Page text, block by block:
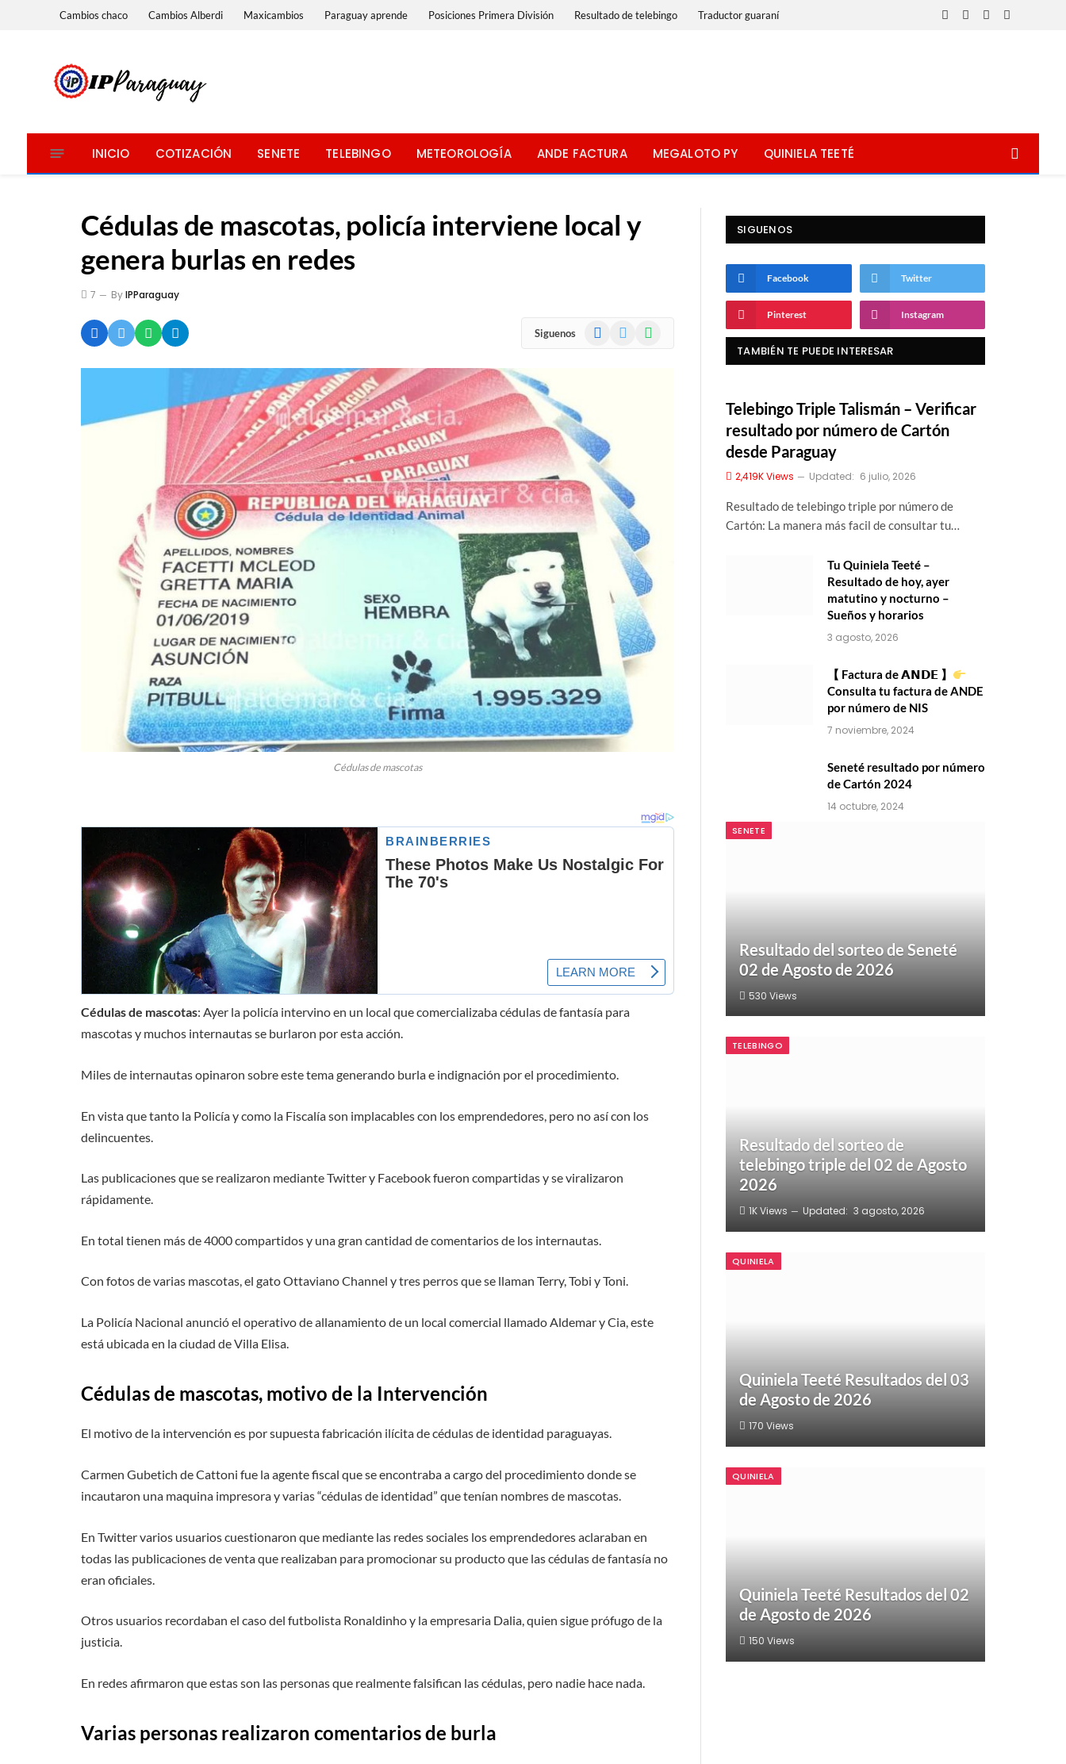
Cambios chaco Cambios Alberdi Maxicambios Paraguay aprende Posiciones Primera División Resultado de telebingo Traductor guaraní
Facebook
X
InstagramWhatsApp
INICIO COTIZACIÓN SENETE TELEBINGO METEOROLOGÍA ANDE FACTURA MEGALOTO PY QUINIELA TEETÉ
Cédulas de mascotas, policía interviene local y
genera burlas en redes
7 ByIPParaguay
Siguenos Facebook WhatsApp
Cédulas de mascotas
Cédulas de mascotas: Ayer la policía intervino en un local que comercializaba cédulas de fantasía para
mascotas y muchos internautas se burlaron por esta acción.
Miles de internautas opinaron sobre este tema generando burla e indignación por el procedimiento.
En vista que tanto la Policía y como la Fiscalía son implacables con los emprendedores, pero no así con los
delincuentes.
Las publicaciones que se realizaron mediante Twitter y Facebook fueron compartidas y se viralizaron
rápidamente.
En total tienen más de 4000 compartidos y una gran cantidad de comentarios de los internautas.
Con fotos de varias mascotas, el gato Ottaviano Channel y tres perros que se llaman Terry, Tobi y Toni.
La Policía Nacional anunció el operativo de allanamiento de un local comercial llamado Aldemar y Cia, este
está ubicada en la ciudad de Villa Elisa.
Cédulas de mascotas, motivo de la Intervención
El motivo de la intervención es por supuesta fabricación ilícita de cédulas de identidad paraguayas.
Carmen Gubetich de Cattoni fue la agente fiscal que se encontraba a cargo del procedimiento donde se
incautaron una maquina impresora y varias “cédulas de identidad” que tenían nombres de mascotas.
En Twitter varios usuarios cuestionaron que mediante las redes sociales los emprendedores aclaraban en
todas las publicaciones de venta que realizaban para promocionar su producto que las cédulas de fantasía no
eran oficiales.
Otros usuarios recordaban el caso del futbolista Ronaldinho y la empresaria Dalia, quien sigue prófugo de la
justicia.
En redes afirmaron que estas son las personas que realmente falsifican las cédulas, pero nadie hace nada.
Varias personas realizaron comentarios de burla
SIGUENOS
Facebook Twitter
Pinterest Instagram
TAMBIÉN TE PUEDE INTERESAR
Telebingo Triple Talismán – Verificar
resultado por número de Cartón
desde Paraguay
2,419KViews Updated: 6 julio, 2026
Resultado de telebingo triple por número de
Cartón: La manera más facil de consultar tu…
Tu Quiniela Teeté –
Resultado de hoy, ayer
matutino y nocturno –
Sueños y horarios
3 agosto, 2026
【 Factura de 𝗔𝗡𝗗𝗘 】
Consulta tu factura de ANDE
por número de NIS
7 noviembre, 2024
Seneté resultado por número
de Cartón 2024
14 octubre, 2024
SENETE
Resultado del sorteo de Seneté
02 de Agosto de 2026
530 Views
TELEBINGO
Resultado del sorteo de
telebingo triple del 02 de Agosto
2026
1KViews Updated: 3 agosto, 2026
QUINIELA
Quiniela Teeté Resultados del 03
de Agosto de 2026
170 Views
QUINIELA
Quiniela Teeté Resultados del 02
de Agosto de 2026
150 Views